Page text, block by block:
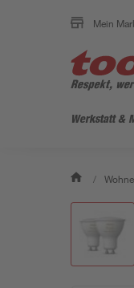
Mein
Werkstatt &
/